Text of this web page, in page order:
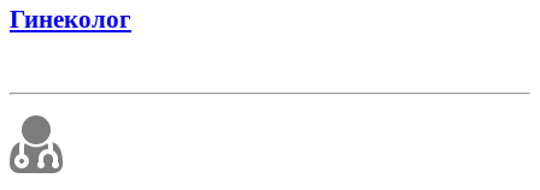
Гинеколог